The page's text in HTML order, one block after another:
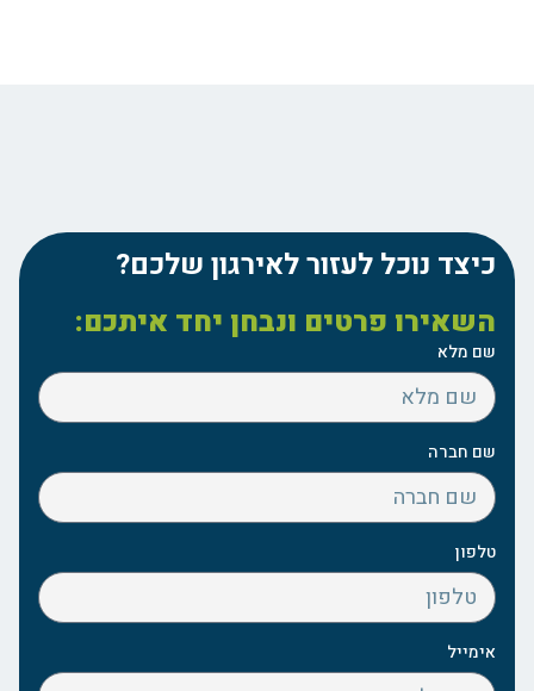
כיצד נוכל לעזור לאירגון שלכם?
השאירו פרטים ונבחן יחד איתכם:
שם מלא
שם חברה
טלפון
אימייל